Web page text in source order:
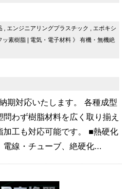
エンジニアリングプラスチック
エポキシ
ッ素樹脂 | 電気・電子材料 》 有機・無機絶
期対応いたします。 各種成型
わず樹脂材料を広く取り揃え
加工も対応可能です。 ■熱硬化
線・チューブ、絶硬化...